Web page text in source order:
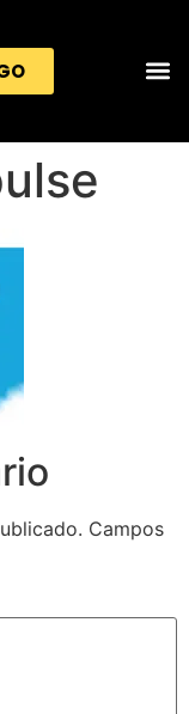
Campos